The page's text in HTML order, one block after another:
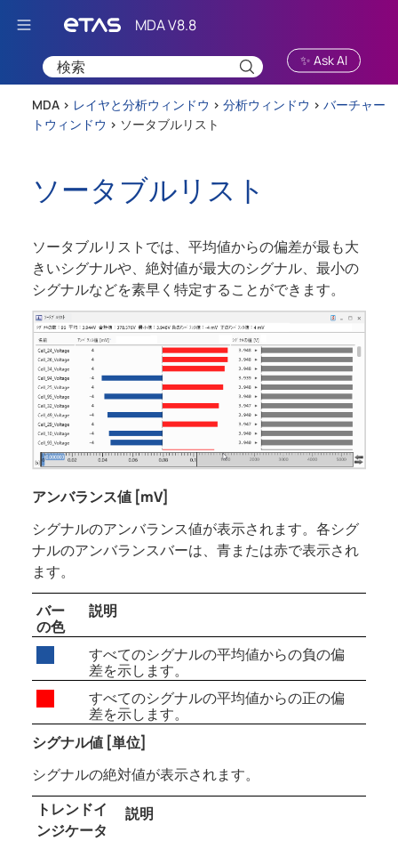
Skip To Main Content
✨ Ask AI
MDA > レイヤと分析ウィンドウ > 分析ウィンドウ > バーチャー
トウィンドウ > ソータブルリスト
ソータブルリスト
ソータブルリストでは、平均値からの偏差が最も大
きいシグナルや、絶対値が最大のシグナル、最小の
シグナルなどを素早く特定することができます。
アンバランス値 [mV]
シグナルのアンバランス値が表示されます。各シグ
ナルのアンバランスバーは、青または赤で表示され
ます。
バー
の色
説明
すべてのシグナルの平均値からの負の偏
差を示します。
すべてのシグナルの平均値からの正の偏
差を示します。
シグナル値 [単位]
シグナルの絶対値が表示されます。
トレンドイ
ンジケータ
説明